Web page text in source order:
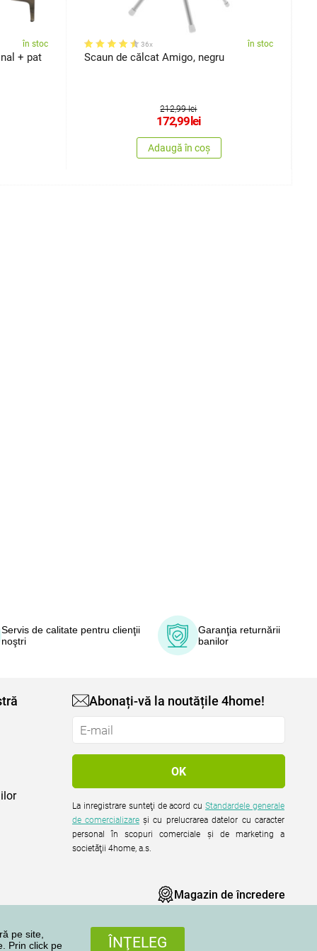
pe site,
Prin click pe
ÎNŢELEG
în stoc
+ pat
36x în stoc
Scaun de călcat Amigo, negru
212,99 lei
172,99lei
Adaugă în coș
Servis de calitate pentru clienţii
noştri
Garanţia returnării
banilor
Abonați-vă la noutățile 4home!
La inregistrare sunteţi de acord cuStandardele generale
de comercializare şi cu prelucrarea datelor cu caracter
personal în scopuri comerciale şi de marketing a
societăţii 4home, a.s.
Magazin de încredere